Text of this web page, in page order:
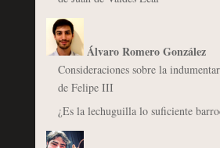
Álvaro Romero González
Consideraciones sobre la
de Felipe III
¿Es la lechuguilla lo suficiente